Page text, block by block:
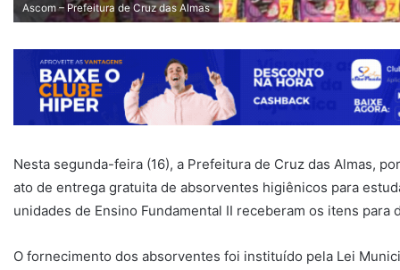
Ascom – Prefeitura de Cruz das Almas
Nesta segunda-feira (16), a Prefeitura de Cruz das Almas,
ato de entrega gratuita de absorventes higiênicos para
unidades de Ensino Fundamental II receberam os itens para
O fornecimento dos absorventes foi instituído pela Lei